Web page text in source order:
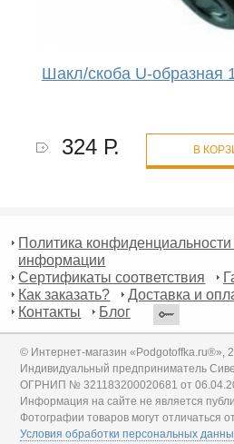
Шакл/скоба U-образная
324 Р. В
Политика
информации
Сертификаты соответствия
Как заказать?
Доставка и
Контакты
Блог
© Интернет-магазин «Podgotoffka.ru®»,
Индивидуальный предприниматель
ОГРНИП № 321183200020681 от
Информация на сайте не является
Фотографии товаров могут отличаться
Условия обработки персональных